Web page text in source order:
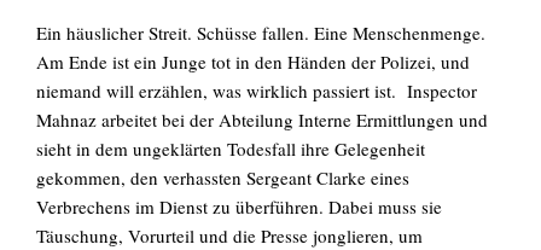
Über mich
EN
Ein häuslicher Streit. Schüsse fallen. Eine Menschenmenge.
Am Ende ist ein Junge tot in den Händen der Polizei, und
niemand will erzählen, was wirklich passiert ist. Inspector
Mahnaz arbeitet bei der Abteilung Interne Ermittlungen und
sieht in dem ungeklärten Todesfall ihre Gelegenheit
gekommen, den verhassten Sergeant Clarke eines
Verbrechens im Dienst zu überführen. Dabei muss sie
Täuschung, Vorurteil und die Presse jonglieren, um